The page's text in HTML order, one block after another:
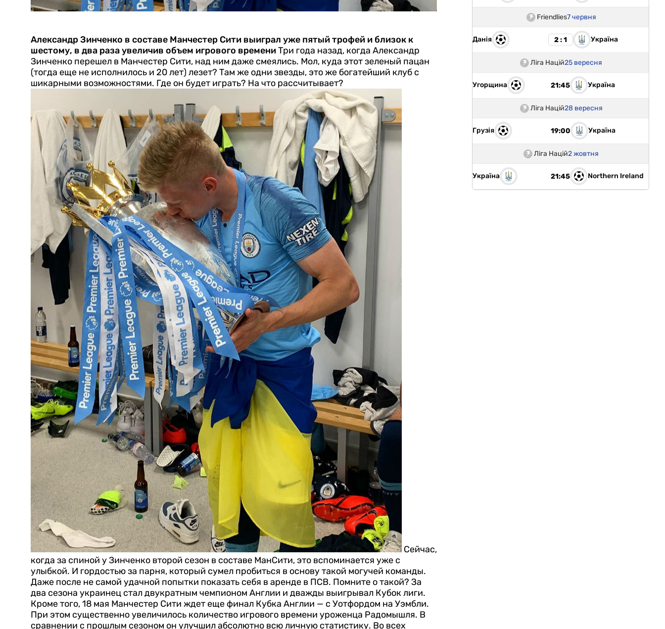
Александр Зинченко в составе Манчестер Сити выиграл уже пятый трофей и близок к
шестому, в два раза увеличив объем игрового времениТри года назад, когда Александр
Зинченко перешел в Манчестер Сити, над ним даже смеялись. Мол, куда этот зеленый пацан
(тогда еще не исполнилось и 20 лет) лезет? Там же одни звезды, это же богатейший клуб с
шикарными возможностями. Где он будет играть? На что рассчитывает?
Сейчас,
когда за спиной у Зинченко второй сезон в составе МанСити, это вспоминается уже с
улыбкой. И гордостью за парня, который сумел пробиться в основу такой могучей команды.
Даже после не самой удачной попытки показать себя в аренде в ПСВ. Помните о такой? За
два сезона украинец стал двукратным чемпионом Англии и дважды выигрывал Кубок лиги.
Кроме того, 18 мая Манчестер Сити ждет еще финал Кубка Англии — с Уотфордом на Уэмбли.
При этом существенно увеличилось количество игрового времени уроженца Радомышля. В
сравнении с прошлым сезоном он улучшил абсолютно всю личную статистику. Во всех
Friendlies7 червня
Данія 2 : 1 Україна
Ліга Націй25 вересня
Угорщина 21:45 Україна
Ліга Націй28 вересня
Грузія 19:00 Україна
Ліга Націй2 жовтня
Україна 21:45 Northern Ireland